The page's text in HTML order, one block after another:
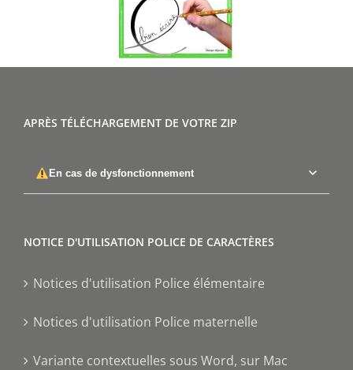
APRÈS TÉLÉCHARGEMENT DE VOTRE ZIP
En cas de dysfonctionnement
NOTICE D'UTILISATION POLICE DE CARACTÈRES
Notices d'utilisation Police élémentaire
Notices d'utilisation Police maternelle
Variante contextuelles sous Word, sur Mac